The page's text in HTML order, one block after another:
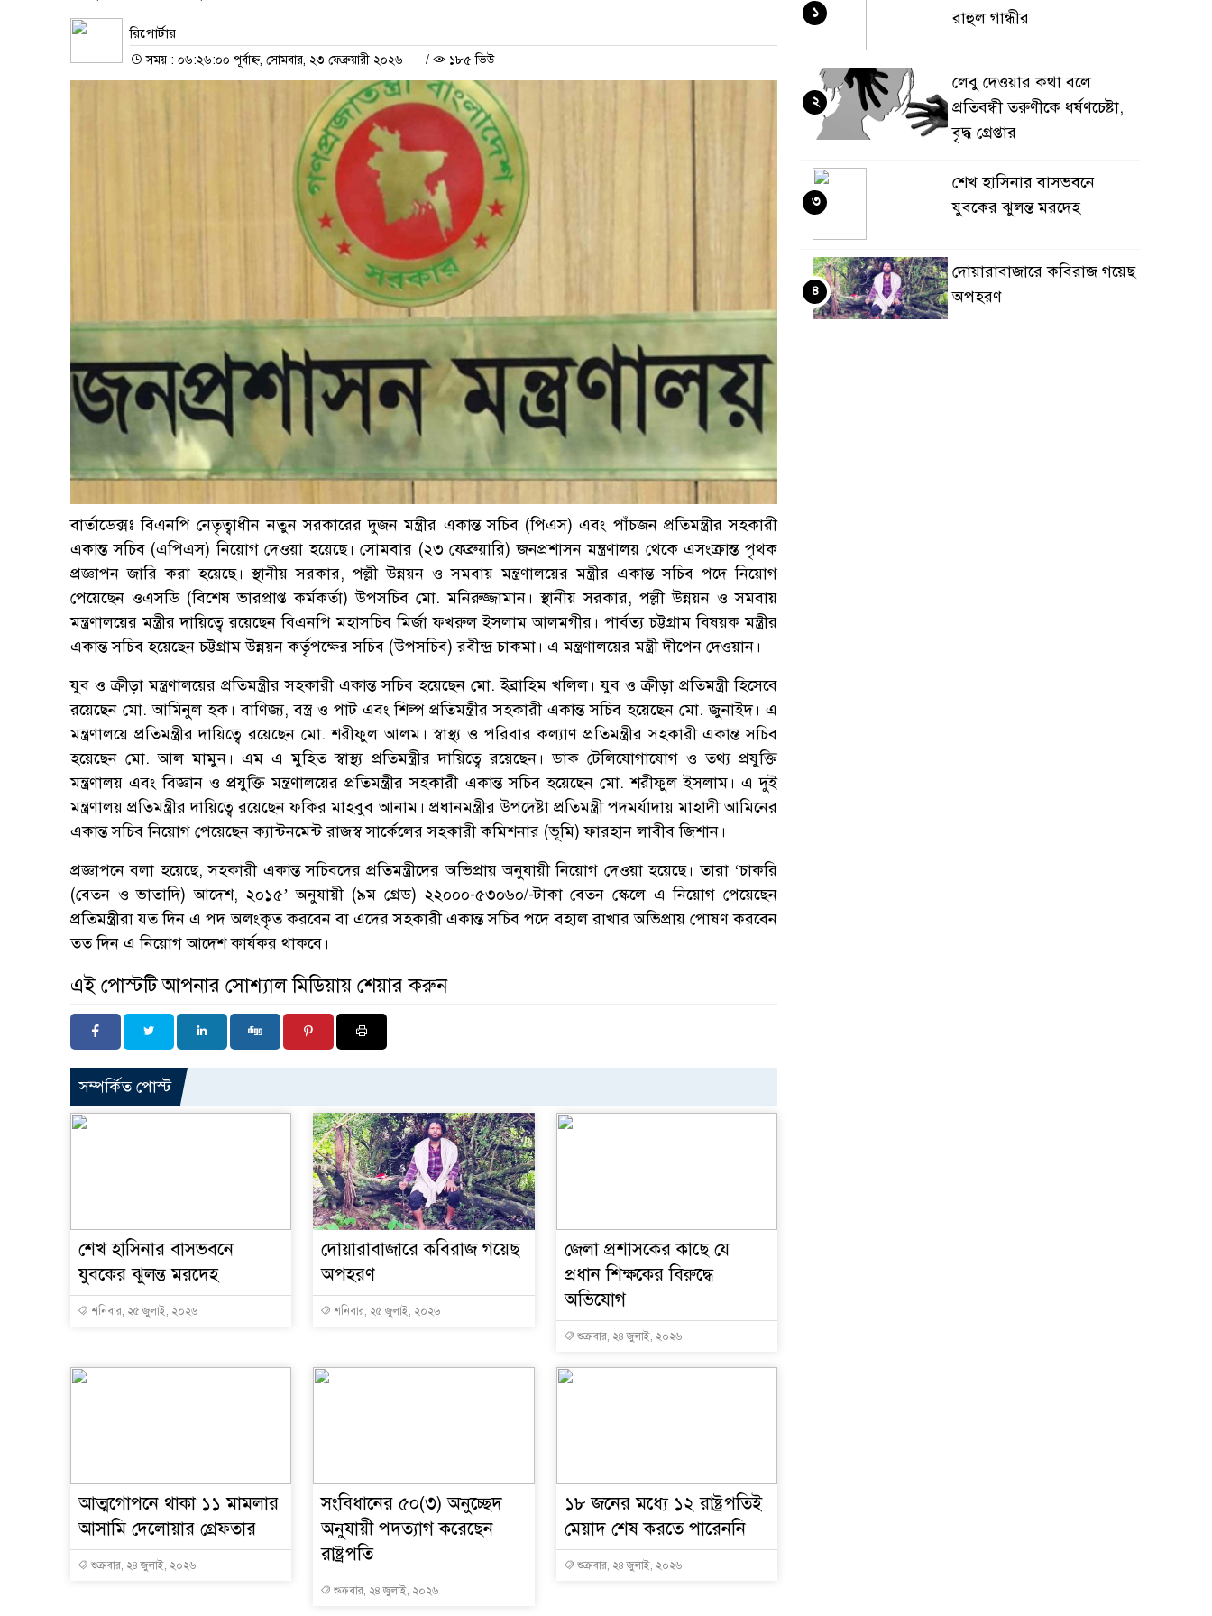
রিপোর্টার
সময় : ০৬:২৬:০০ পূর্বাহ্ন, সোমবার, ২৩ ফেব্রুয়ারী ২০২৬ / ১৮৫ ভিউ
বার্তাডেক্সঃ বিএনপি নেতৃত্বাধীন নতুন সরকারের দুজন মন্ত্রীর একান্ত সচিব (পিএস) এবং পাঁচজন প্রতিমন্ত্রীর সহকারী
একান্ত সচিব (এপিএস) নিয়োগ দেওয়া হয়েছে। সোমবার (২৩ ফেব্রুয়ারি) জনপ্রশাসন মন্ত্রণালয় থেকে এসংক্রান্ত পৃথক
প্রজ্ঞাপন জারি করা হয়েছে। স্থানীয় সরকার, পল্লী উন্নয়ন ও সমবায় মন্ত্রণালয়ের মন্ত্রীর একান্ত সচিব পদে নিয়োগ
পেয়েছেন ওএসডি (বিশেষ ভারপ্রাপ্ত কর্মকর্তা) উপসচিব মো. মনিরুজ্জামান। স্থানীয় সরকার, পল্লী উন্নয়ন ও সমবায়
মন্ত্রণালয়ের মন্ত্রীর দায়িত্বে রয়েছেন বিএনপি মহাসচিব মির্জা ফখরুল ইসলাম আলমগীর। পার্বত্য চট্টগ্রাম বিষয়ক মন্ত্রীর
একান্ত সচিব হয়েছেন চট্টগ্রাম উন্নয়ন কর্তৃপক্ষের সচিব (উপসচিব) রবীন্দ্র চাকমা। এ মন্ত্রণালয়ের মন্ত্রী দীপেন দেওয়ান।
যুব ও ক্রীড়া মন্ত্রণালয়ের প্রতিমন্ত্রীর সহকারী একান্ত সচিব হয়েছেন মো. ইব্রাহিম খলিল। যুব ও ক্রীড়া প্রতিমন্ত্রী হিসেবে
রয়েছেন মো. আমিনুল হক। বাণিজ্য, বস্ত্র ও পাট এবং শিল্প প্রতিমন্ত্রীর সহকারী একান্ত সচিব হয়েছেন মো. জুনাইদ। এ
মন্ত্রণালয়ে প্রতিমন্ত্রীর দায়িত্বে রয়েছেন মো. শরীফুল আলম। স্বাস্থ্য ও পরিবার কল্যাণ প্রতিমন্ত্রীর সহকারী একান্ত সচিব
হয়েছেন মো. আল মামুন। এম এ মুহিত স্বাস্থ্য প্রতিমন্ত্রীর দায়িত্বে রয়েছেন। ডাক টেলিযোগাযোগ ও তথ্য প্রযুক্তি
মন্ত্রণালয় এবং বিজ্ঞান ও প্রযুক্তি মন্ত্রণালয়ের প্রতিমন্ত্রীর সহকারী একান্ত সচিব হয়েছেন মো. শরীফুল ইসলাম। এ দুই
মন্ত্রণালয় প্রতিমন্ত্রীর দায়িত্বে রয়েছেন ফকির মাহবুব আনাম। প্রধানমন্ত্রীর উপদেষ্টা প্রতিমন্ত্রী পদমর্যাদায় মাহাদী আমিনের
একান্ত সচিব নিয়োগ পেয়েছেন ক্যান্টনমেন্ট রাজস্ব সার্কেলের সহকারী কমিশনার (ভূমি) ফারহান লাবীব জিশান।
প্রজ্ঞাপনে বলা হয়েছে, সহকারী একান্ত সচিবদের প্রতিমন্ত্রীদের অভিপ্রায় অনুযায়ী নিয়োগ দেওয়া হয়েছে। তারা ‘চাকরি
(বেতন ও ভাতাদি) আদেশ, ২০১৫’ অনুযায়ী (৯ম গ্রেড) ২২০০০-৫৩০৬০/-টাকা বেতন স্কেলে এ নিয়োগ পেয়েছেন
প্রতিমন্ত্রীরা যত দিন এ পদ অলংকৃত করবেন বা এদের সহকারী একান্ত সচিব পদে বহাল রাখার অভিপ্রায় পোষণ করবেন
তত দিন এ নিয়োগ আদেশ কার্যকর থাকবে।
এই পোস্টটি আপনার সোশ্যাল মিডিয়ায় শেয়ার করুন
সম্পর্কিত পোস্ট
শেখ হাসিনার বাসভবনে
যুবকের ঝুলন্ত মরদেহ
শনিবার, ২৫ জুলাই, ২০২৬
দোয়ারাবাজারে কবিরাজ গয়েছ
অপহরণ
শনিবার, ২৫ জুলাই, ২০২৬
জেলা প্রশাসকের কাছে যে
প্রধান শিক্ষকের বিরুদ্ধে
অভিযোগ
শুক্রবার, ২৪ জুলাই, ২০২৬
আত্মগোপনে থাকা ১১ মামলার
আসামি দেলোয়ার গ্রেফতার
শুক্রবার, ২৪ জুলাই, ২০২৬
সংবিধানের ৫০(৩) অনুচ্ছেদ
অনুযায়ী পদত্যাগ করেছেন
রাষ্ট্রপতি
শুক্রবার, ২৪ জুলাই, ২০২৬
১৮ জনের মধ্যে ১২ রাষ্ট্রপতিই
মেয়াদ শেষ করতে পারেননি
শুক্রবার, ২৪ জুলাই, ২০২৬
রাহুল গান্ধীর
১
লেবু দেওয়ার কথা বলে
প্রতিবন্ধী তরুণীকে ধর্ষণচেষ্টা,
বৃদ্ধ গ্রেপ্তার
২
শেখ হাসিনার বাসভবনে
যুবকের ঝুলন্ত মরদেহ
৩
দোয়ারাবাজারে কবিরাজ গয়েছ
অপহরণ
৪